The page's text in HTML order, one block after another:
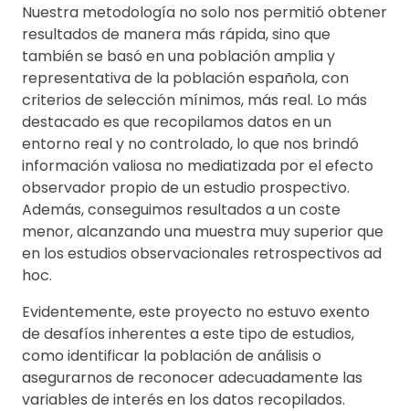
Nuestra metodología no solo nos permitió obtener
resultados de manera más rápida, sino que
también se basó en una población amplia y
representativa de la población española, con
criterios de selección mínimos, más real. Lo más
destacado es que recopilamos datos en un
entorno real y no controlado, lo que nos brindó
información valiosa no mediatizada por el efecto
observador propio de un estudio prospectivo.
Además, conseguimos resultados a un coste
menor, alcanzando una muestra muy superior que
en los estudios observacionales retrospectivos ad
hoc.
Evidentemente, este proyecto no estuvo exento
de desafíos inherentes a este tipo de estudios,
como identificar la población de análisis o
asegurarnos de reconocer adecuadamente las
variables de interés en los datos recopilados.